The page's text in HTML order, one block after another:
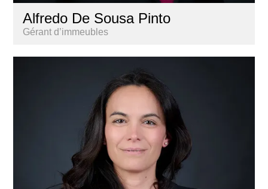
Alfredo De Sousa Pinto
Gérant d’immeubles